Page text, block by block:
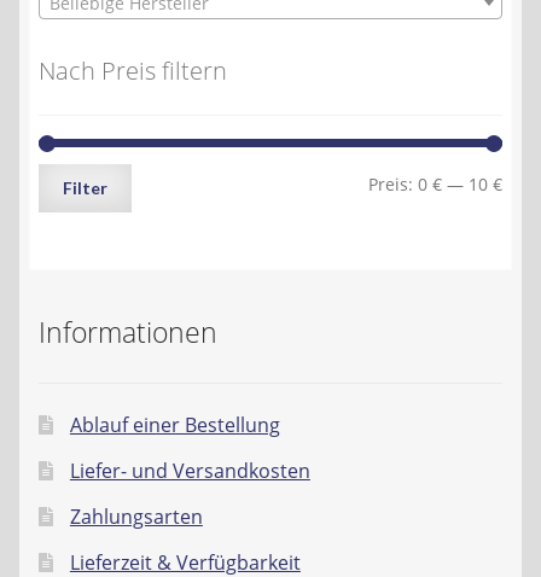
Nach Preis filtern
Min.
Max.
Filter Preis: 0 € — 10 €
Informationen
Ablauf einer Bestellung
Liefer- und Versandkosten
Zahlungsarten
Lieferzeit & Verfügbarkeit